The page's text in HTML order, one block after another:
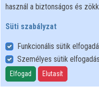
Felhasználói szabályzat
Adatkezelési tájékoztató
Süti szabályzat
használ a biztonságos és
Süti szabályzat
Funkcionális sütik
Személyes sütik
Elfogad Elutasít